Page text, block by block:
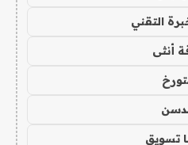
التقني
أنثى
تسويق